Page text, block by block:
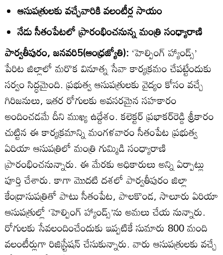
ఆసుపత్రులకు వచ్చేవారికి వలంటీర్ల సాయం
నేడు సీతంపేటలో ప్రారంభించనున్న మంత్రి సంధ్యారాణి
పార్వతీపురం, జనవరి5(ఆంధ్రజ్యోతి): ‘హెల్పింగ్‌ హ్యాండ్స్‌’
పేరిట జిల్లాలో మరొక వినూత్న సేవా కార్యక్రమం చేపట్టేందుకు
సర్వం సిద్ధమైంది. ప్రభుత్వ ఆసుపత్రులకు వైద్యం కోసం వచ్చే
గిరిజనులు, ఇతర రోగులకు అవసరమైన సహకారం
అందించడమే దీని ముఖ్య ఉద్దేశం. కలెక్టర్‌ ప్రభాకర్‌రెడ్డి శ్రీకారం
చుట్టిన ఈ కార్యక్రమాన్ని మంగళవారం సీతంపేట ప్రభుత్వ
ఏరియా ఆసుపత్రిలో మంత్రి గుమ్మిడి సంధ్యారాణి
ప్రారంభించనున్నారు. ఈ మేరకు అధికారులు అన్ని ఏర్పాట్లు
పూర్తి చేశారు. కాగా మొదటి దశలో పార్వతీపురం జిల్లా
కేంద్రాసుపత్రితో పాటు సీతంపేట, పాలకొండ, సాలూరు ఏరియా
ఆసుపత్రుల్లో ‘హెల్పింగ్‌ హ్యాండ్స్‌’ను అమలు చేయ నున్నారు.
రోగులకు సేవలందించేందుకు ఇప్పటికే సుమారు 800 మంది
వలంటీర్లుగా రిజిస్ర్టేషన్‌ చేసుకున్నారు. వారు ఆసుపత్రులకు వచ్చే